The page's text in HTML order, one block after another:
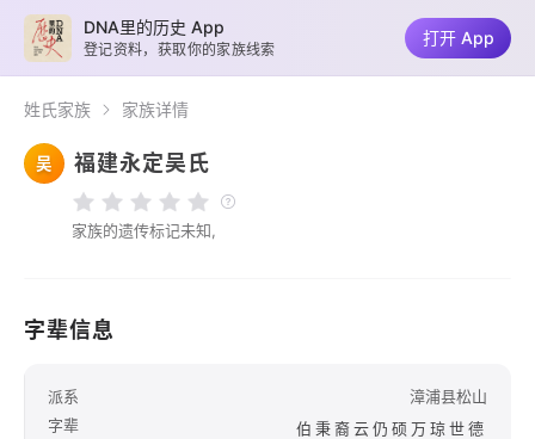
姓氏家族 家族详情
吴 福建永定吴氏
家族的遗传标记未知,
字辈信息
派系
漳浦县松山
字辈
伯秉裔云仍硕万琼世德
DNA里的历史 App
登记资料，获取你的家族线索
打开 App